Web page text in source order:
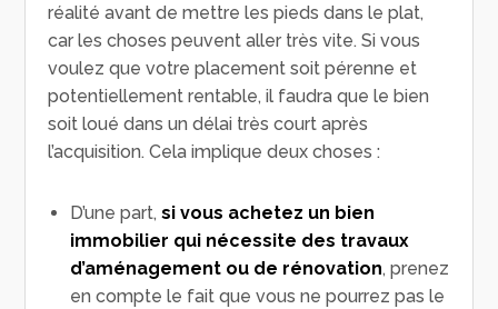
réalité avant de mettre les pieds dans le plat,
car les choses peuvent aller très vite. Si vous
voulez que votre placement soit pérenne et
potentiellement rentable, il faudra que le bien
soit loué dans un délai très court après
l’acquisition. Cela implique deux choses :
D’une part,si vous achetez un bien
immobilier qui nécessite des travaux
d’aménagement ou de rénovation, prenez
en compte le fait que vous ne pourrez pas le